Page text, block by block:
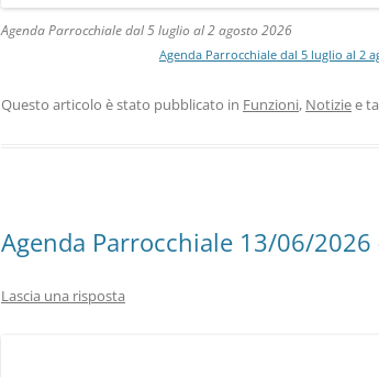
Agenda Parrocchiale dal 5 luglio al 2 agosto 2026
Agenda Parrocchiale dal 5 luglio al 2
Questo articolo è stato pubblicato in Funzioni, Notiziee
Agenda Parrocchiale 13/06/
Lascia una risposta